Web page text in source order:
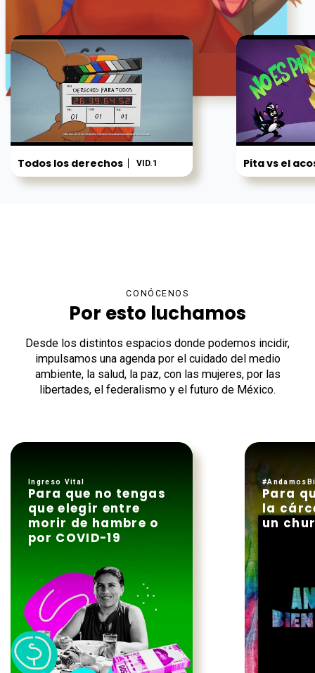
Todos los derechos VID.1 Pita vs el
CONÓCENOS
Por esto luchamos
Desde los distintos espacios donde podemos incidir,
impulsamos una agenda por el cuidado del medio
ambiente, la salud, la paz, con las mujeres, por las
libertades, el federalismo y el futuro de México.
Ingreso Vital
Para que no tengas
que elegir entre
morir de hambre o
por COVID-19
Para
la
un